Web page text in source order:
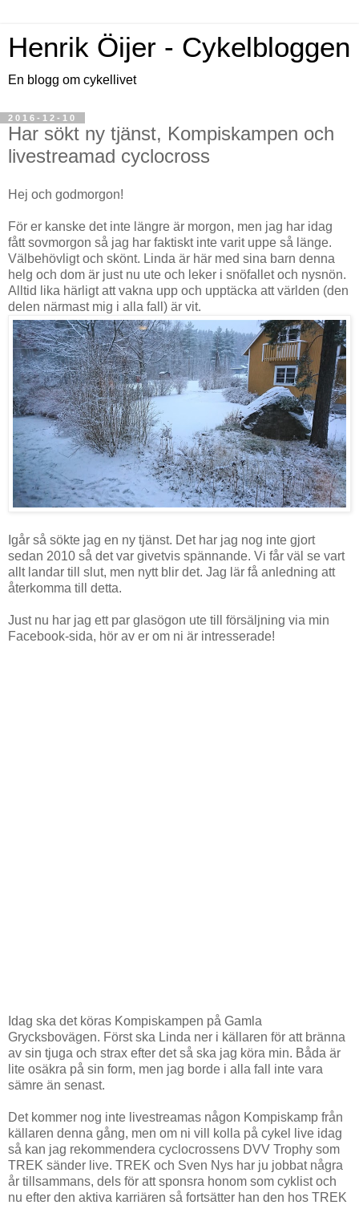
Henrik Öijer - Cykelbloggen
En blogg om cykellivet
2016-12-10
Har sökt ny tjänst, Kompiskampen och
livestreamad cyclocross
Hej och godmorgon!
För er kanske det inte längre är morgon, men jag har idag
fått sovmorgon så jag har faktiskt inte varit uppe så länge.
Välbehövligt och skönt. Linda är här med sina barn denna
helg och dom är just nu ute och leker i snöfallet och nysnön.
Alltid lika härligt att vakna upp och upptäcka att världen (den
delen närmast mig i alla fall) är vit.
Igår så sökte jag en ny tjänst. Det har jag nog inte gjort
sedan 2010 så det var givetvis spännande. Vi får väl se vart
allt landar till slut, men nytt blir det. Jag lär få anledning att
återkomma till detta.
Just nu har jag ett par glasögon ute till försäljning via min
Facebook-sida, hör av er om ni är intresserade!
Idag ska det köras Kompiskampen på Gamla
Grycksbovägen. Först ska Linda ner i källaren för att bränna
av sin tjuga och strax efter det så ska jag köra min. Båda är
lite osäkra på sin form, men jag borde i alla fall inte vara
sämre än senast.
Det kommer nog inte livestreamas någon Kompiskamp från
källaren denna gång, men om ni vill kolla på cykel live idag
så kan jag rekommendera cyclocrossens DVV Trophy som
TREK sänder live. TREK och Sven Nys har ju jobbat några
år tillsammans, dels för att sponsra honom som cyklist och
nu efter den aktiva karriären så fortsätter han den hos TREK